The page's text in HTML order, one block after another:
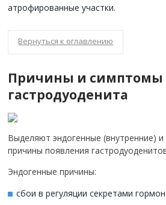
атрофированные участки.
Вернуться к оглавлению
Причины и симптомы
гастродуоденита
Выделяют эндогенные (внутренние)
причины появления
Эндогенные причины:
сбои в регуляции секретами